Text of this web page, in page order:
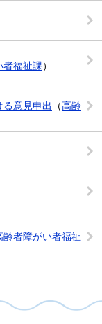
者福祉課）
意見申出
（高齢
齢者障がい者福祉